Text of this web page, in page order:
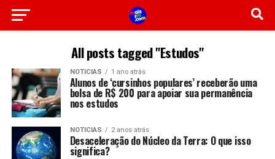
All posts tagged "Estudos"
NOTICIAS 1 ano atrás
Alunos de ‘cursinhos populares’ receberão uma
bolsa de R$ 200 para apoiar sua permanência
nos estudos
NOTICIAS 2 anos atrás
Desaceleração do Núcleo da Terra: O que isso
significa?